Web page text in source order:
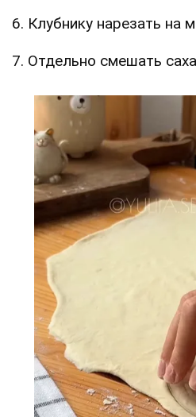
6. Клубнику нарезать на
7. Отдельно смешать